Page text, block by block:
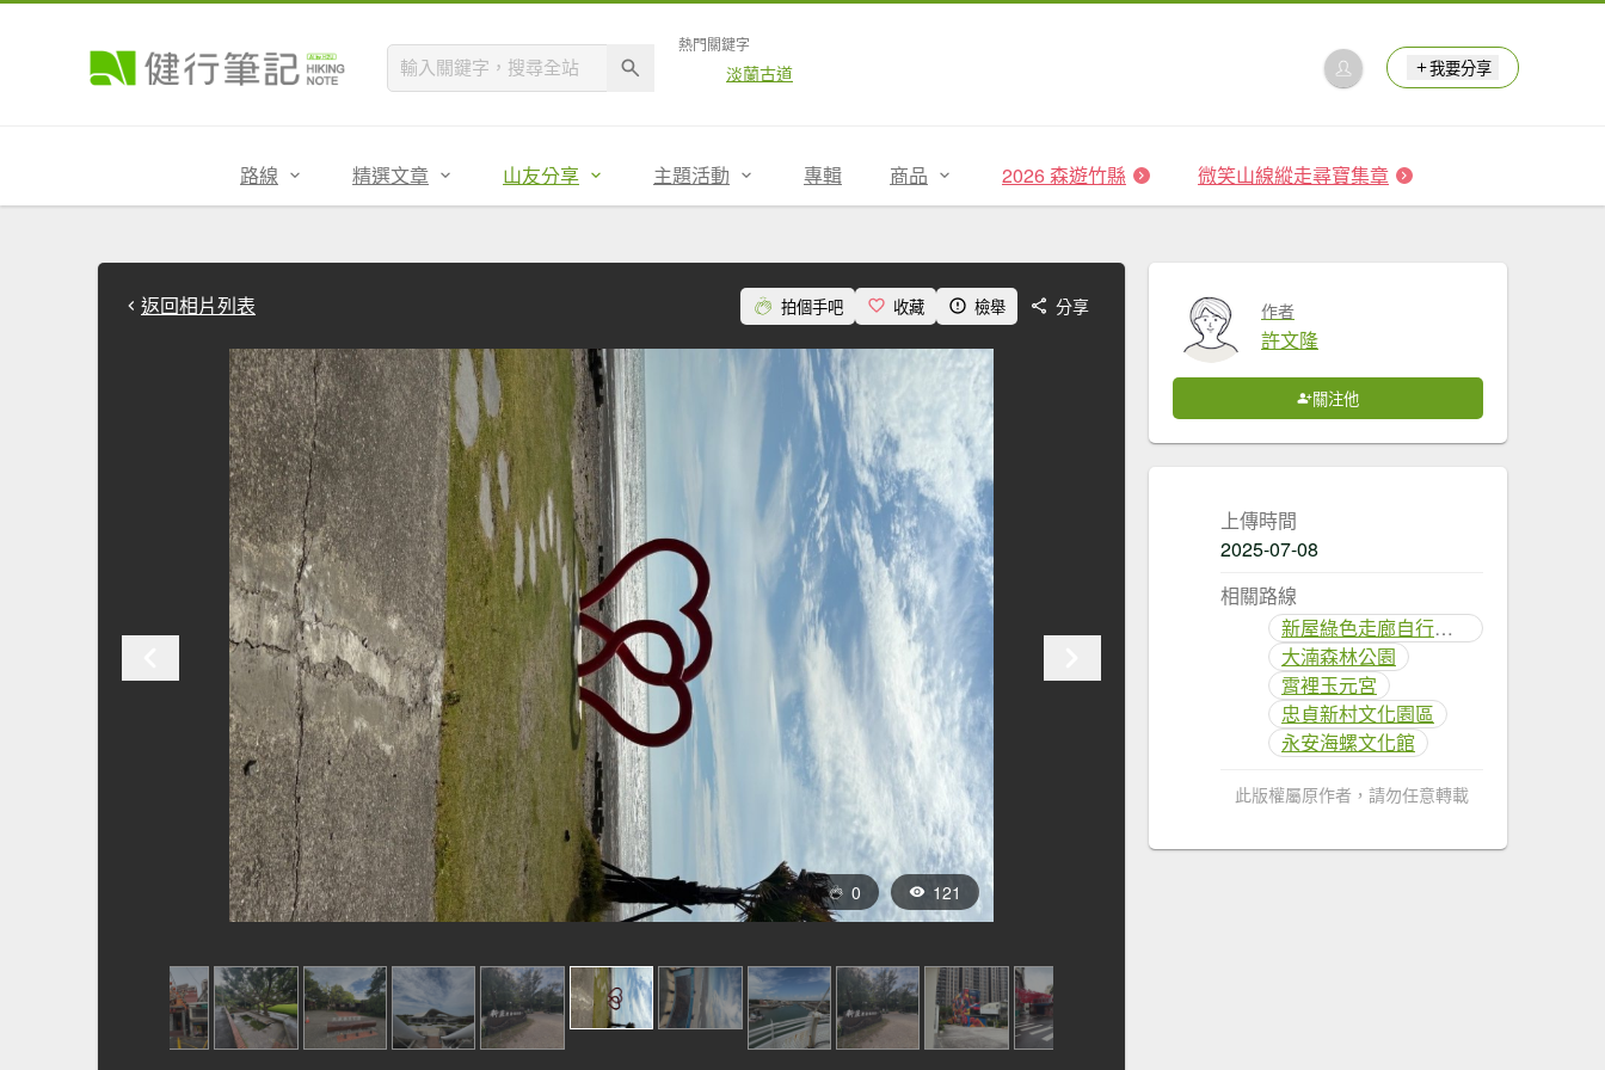
熱門關鍵字
淡蘭古道 我要分享
路線 精選文章 山友分享 主題活動 專輯 商品 2026 森遊竹縣 微笑山線縱走尋寶集章
返回相片列表 拍個手吧 收藏 檢舉 分享
0 121
作者
許文隆
關注他
上傳時間
2025-07-08
相關路線
新屋綠色走廊自行車道
大湳森林公園
霄裡玉元宮
忠貞新村文化園區
永安海螺文化館
此版權屬原作者，請勿任意轉載